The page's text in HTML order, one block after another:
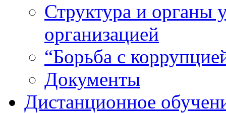
Структура и органы
организацией
“Борьба с
Документы
Дистанционное